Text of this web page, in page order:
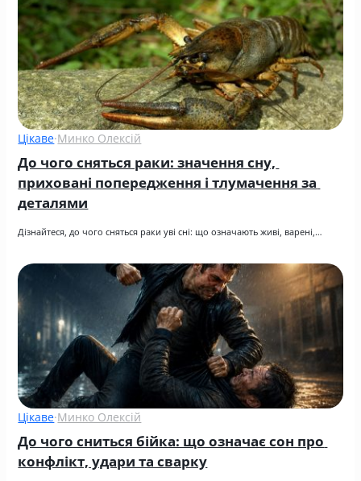
Цікаве·Минко Олексій
До чого сняться раки: значення сну,
приховані попередження і тлумачення за
деталями
Дізнайтеся, до чого сняться раки уві сні: що означають живі, варені,…
Цікаве·Минко Олексій
До чого сниться бійка: що означає сон про
конфлікт, удари та сварку